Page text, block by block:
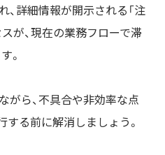
、詳細情報が開示される「注
が、現在の業務フローで滞
。
がら、不具合や非効率な点
する前に解消しましょう。